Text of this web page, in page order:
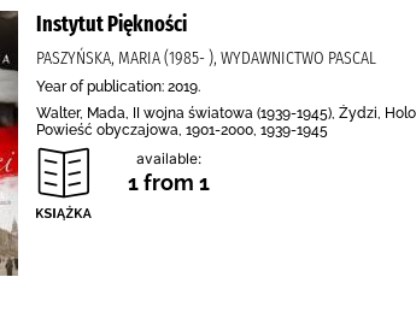
Instytut Piękności
PASZYŃSKA, MARIA (1985- ), WYDAWNICTWO PASCAL
Year of publication: 2019.
Walter, Mada, II wojna światowa (1939-1945), Żydzi,
Powieść obyczajowa, 1901-2000, 1939-1945
available:
1 from 1